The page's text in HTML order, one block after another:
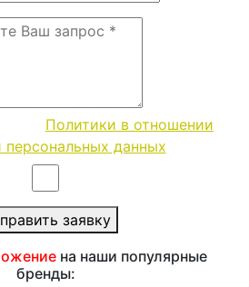
Политики в отношении
персональных данных
заявку
на наши популярные
бренды: